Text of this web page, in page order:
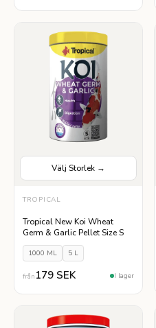
Välj Storlek →
VÄLJ STORLEK
1000 ML 5 L
TROPICAL
Tropical New Koi Wheat
Germ & Garlic Pellet Size S
1000 ML 5 L
från 179 SEK I lager